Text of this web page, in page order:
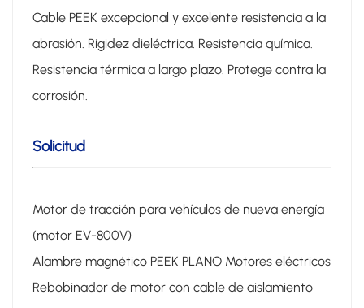
Cable PEEK excepcional y excelente resistencia a la
abrasión. Rigidez dieléctrica. Resistencia química.
Resistencia térmica a largo plazo. Protege contra la
corrosión.
Solicitud
Motor de tracción para vehículos de nueva energía
(motor EV-800V)
Alambre magnético PEEK PLANO Motores eléctricos
Rebobinador de motor con cable de aislamiento